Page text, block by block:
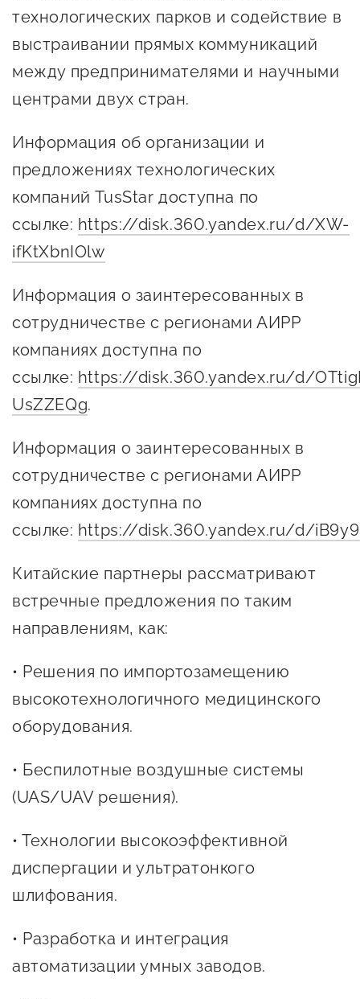
Центры поддержки
консультационного
сопровождения
Поддержка центра
Онлайн-витрина
Центр образовательных
программ и молодежного
предпринимательства
О центре
Календарь
мероприятий для
предпринимателей
Поддержка центра
Истории успеха
Центр инноваций
социальной сферы
О центре
Поддержка центра
Календарь
мероприятий для
Проекты
Оказание услуг в
Центр финансовой
поддержки
Поддержка центра
Истории успеха
Центр инновационно-
технологического и
предпринимательства
Обучающие
мероприятия
Проекты
Онлайн-витрина
Экскурсии на
производства
документы
Справочник
предпринимателя
Организации,
Интерактивные сервисы
Каталог маркетплейсов
Каталог креативной
продукции
Госзакупки для малого
технологических парков и содействие в
выстраивании прямых коммуникаций
между предпринимателями и научными
центрами двух стран.
Информация об организации и
предложениях технологических
компаний TusStar доступна по
ссылке: https://disk.360.yandex.ru/d/XW-
ifKtXbnIOlw
Информация о заинтересованных в
сотрудничестве с регионами АИРР
компаниях доступна по
ссылке: https://disk.360.yandex.ru/d/
UsZZEQg.
Информация о заинтересованных в
сотрудничестве с регионами АИРР
компаниях доступна по
ссылке: https://disk.360.yandex.ru/d/
Китайские партнеры рассматривают
встречные предложения по таким
направлениям, как:
• Решения по импортозамещению
высокотехнологичного медицинского
оборудования.
• Беспилотные воздушные системы
(UAS/UAV решения).
• Технологии высокоэффективной
диспергации и ультратонкого
шлифования.
• Разработка и интеграция
автоматизации умных заводов.